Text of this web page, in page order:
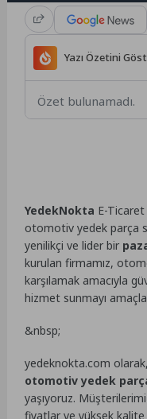
Yazı Özetini
Özet bulunamadı.
YedekNokta E-
otomotiv yedek parça
yenilikçi ve lider bir
kurulan firmamız,
karşılamak amacıyla
hizmet sunmayı
&nbsp;
yedeknokta.com
otomotiv yedek
yaşıyoruz.
fiyatlar ve yüksek